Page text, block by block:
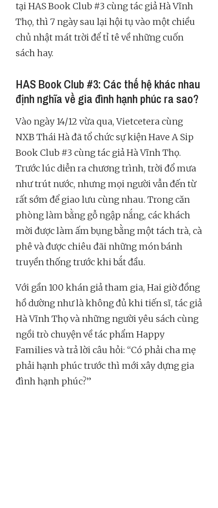
tại HAS Book Club #3 cùng tác giả Hà Vĩnh
Thọ, thì 7 ngày sau lại hội tụ vào một chiều
chủ nhật mát trời để tỉ tê về những cuốn
sách hay.
HAS Book Club #3: Các thế hệ khác nhau
định nghĩa về gia đình hạnh phúc ra sao?
Vào ngày 14/12 vừa qua, Vietcetera cùng
NXB Thái Hà đã tổ chức sự kiện Have A Sip
Book Club #3 cùng tác giả Hà Vĩnh Thọ.
Trước lúc diễn ra chương trình, trời đổ mưa
như trút nước, nhưng mọi người vẫn đến từ
rất sớm để giao lưu cùng nhau. Trong căn
phòng làm bằng gỗ ngập nắng, các khách
mời được làm ấm bụng bằng một tách trà, cà
phê và được chiêu đãi những món bánh
truyền thống trước khi bắt đầu.
Với gần 100 khán giả tham gia, Hai giờ đồng
hồ dường như là không đủ khi tiến sĩ, tác giả
Hà Vĩnh Thọ và những người yêu sách cùng
ngồi trò chuyện về tác phẩm Happy
Families và trả lời câu hỏi: “Có phải cha mẹ
phải hạnh phúc trước thì mới xây dựng gia
đình hạnh phúc?”